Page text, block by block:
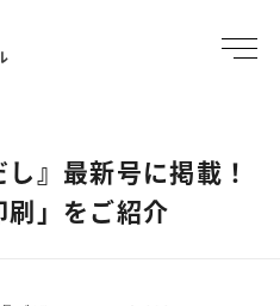
し』最新号に掲載！
刷」をご紹介